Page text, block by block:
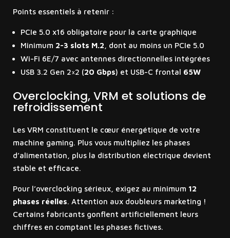
Points essentiels à retenir :
PCIe 5.0 x16 obligatoire pour la carte graphique
Minimum 2-3 slots M.2 , dont au moins un PCIe 5.0
Wi-Fi 6E/7 avec antennes directionnelles intégrées
USB 3.2 Gen 2×2 (20 Gbps) et USB-C frontal 65W
Overclocking, VRM et solutions de
refroidissement
Les VRM constituent le cœur énergétique de votre
machine gaming. Plus vous multipliez les phases
d’alimentation, plus la distribution électrique devient
stable et efficace.
Pour l’overclocking sérieux, exigez au minimum 12
phases réelles. Attention aux doubleurs marketing !
Certains fabricants gonflent artificiellement leurs
chiffres en comptant les phases fictives.